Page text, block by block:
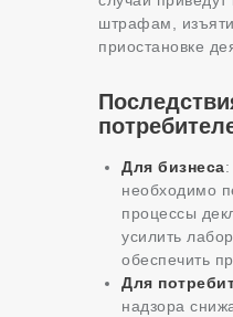
штрафам,
приостановке
Для бизнеса
необходимо
процессы
усилить
обеспечить
Для
надзора